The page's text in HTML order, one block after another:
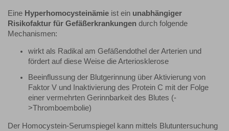
Eine Hyperhomocysteinämie ist ein unabhängiger
Risikofaktur für Gefäßerkrankungen durch folgende
Mechanismen:
wirkt als Radikal am Gefäßendothel der Arterien und
fördert auf diese Weise die Arteriosklerose
Beeinflussung der Blutgerinnung über Aktivierung von
Faktor V und Inaktivierung des Protein C mit der Folge
einer vermehrten Gerinnbarkeit des Blutes (-
>Thromboembolie)
Der Homocystein-Serumspiegel kann mittels Blutuntersuchung